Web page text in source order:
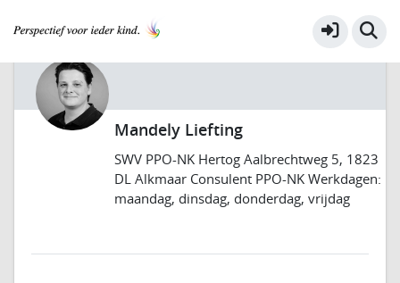
Mandely Liefting
SWV PPO-NK Hertog Aalbrechtweg 5, 1823
DL Alkmaar Consulent PPO-NK Werkdagen:
maandag, dinsdag, donderdag, vrijdag